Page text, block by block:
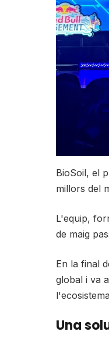
BioSoil, el
millors del
L'equip,
de maig
En la final
global i va
Una